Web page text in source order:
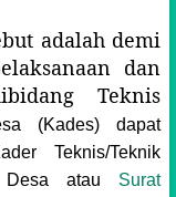
adalah demi
dan
Teknis
(Kades) dapat
Teknis/Teknik
Desa atau Surat